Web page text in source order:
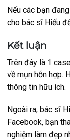
Nếu các bạn
cho bác sĩ Hiếu
Kết luận
Trên đây là 1 case
về mụn hỗn hợp.
thông tin hữu ích.
Ngoài ra, bác sĩ
Facebook, bạn
nghiệm làm đẹp